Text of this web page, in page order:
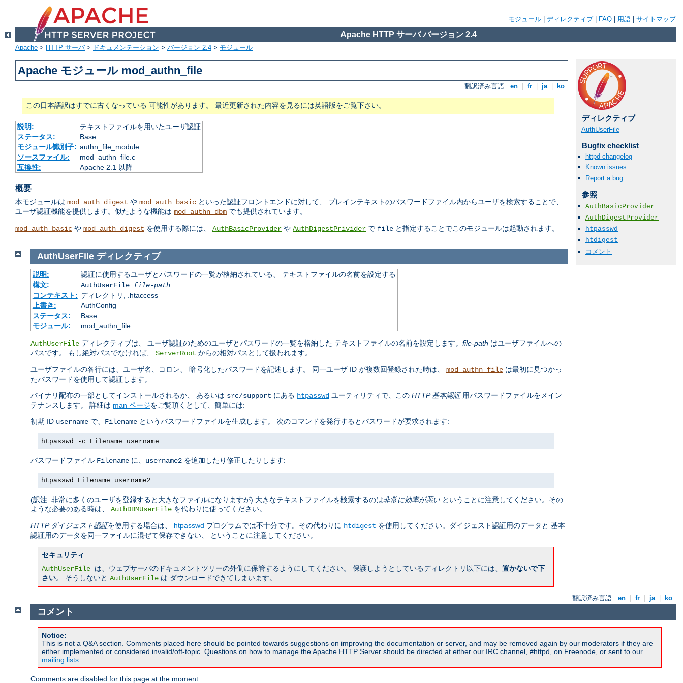
モジュール ディレクティブ FAQ 用語 サイトマップ
Apache HTTP サーバ バージョン 2.4
Apache > HTTP サーバ> ドキュメンテーション > バージョン 2.4 > モジュール
Apache モジュール mod_authn_file
翻訳済み言語: en fr ja ko
この日本語訳はすでに古くなっている 可能性があります。 最近更新された内容を見るには英語版をご覧下さい。
説明:
テキストファイルを用いたユーザ認証
ステータス:
Base
モジュール識別子: authn_file_module
ソースファイル:
mod_authn_file.c
互換性:
Apache 2.1 以降
概要
本モジュールは mod_auth_digest や mod_auth_basic といった認証フロントエンドに対して、 プレインテキストのパスワードファイル内からユーザを検索することで、
ユーザ認証機能を提供します。似たような機能は mod_authn_dbm でも提供されています。
mod_auth_basic や mod_auth_digest を使用する際には、 AuthBasicProvider や AuthDigestPrivider で file と指定することでこのモジュールは起動されます。
ディレクティブ
AuthUserFile
Bugfix checklist
httpd changelog
Known issues
Report a bug
参照
AuthBasicProvider
AuthDigestProvider
htpasswd
htdigest
コメント
AuthUserFile ディレクティブ
説明:
認証に使用するユーザとパスワードの一覧が格納されている、 テキストファイルの名前を設定する
構文:
AuthUserFile file-path
コンテキスト: ディレクトリ, .htaccess
上書き:
AuthConfig
ステータス:
Base
モジュール:
mod_authn_file
AuthUserFile ディレクティブは、 ユーザ認証のためのユーザとパスワードの一覧を格納した テキストファイルの名前を設定します。 file-path はユーザファイルへの
パスです。 もし絶対パスでなければ、 ServerRoot からの相対パスとして扱われます。
ユーザファイルの各行には、ユーザ名、コロン、 暗号化したパスワードを記述します。 同一ユーザ ID が複数回登録された時は、 mod_authn_file は最初に見つかっ
たパスワードを使用して認証します。
バイナリ配布の一部としてインストールされるか、 あるいは src/support にある htpasswd ユーティリティで、この HTTP 基本認証用パスワードファイルをメイン
テナンスします。 詳細は man ページをご覧頂くとして、簡単には:
初期 ID username で、 Filename というパスワードファイルを生成します。 次のコマンドを発行するとパスワードが要求されます:
htpasswd -c Filename username
パスワードファイル Filename に、 username2 を追加したり修正したりします:
htpasswd Filename username2
(訳注: 非常に多くのユーザを登録すると大きなファイルになりますが) 大きなテキストファイルを検索するのは非常に効率が悪い ということに注意してください。その
ような必要のある時は、 AuthDBMUserFile を代わりに使ってください。
HTTP ダイジェスト認証を使用する場合は、 htpasswd プログラムでは不十分です。その代わりに htdigest を使用してください。ダイジェスト認証用のデータと 基本
認証用のデータを同一ファイルに混ぜて保存できない、 ということに注意してください。
セキュリティ
AuthUserFile は、ウェブサーバのドキュメントツリーの外側に保管するようにしてください。 保護しようとしているディレクトリ以下には、 置かないで下
さい。 そうしないと AuthUserFile は ダウンロードできてしまいます。
翻訳済み言語: en fr ja ko
コメント
Notice:
This is not a Q&A section. Comments placed here should be pointed towards suggestions on improving the documentation or server, and may be removed again by our moderators if they are
either implemented or considered invalid/off-topic. Questions on how to manage the Apache HTTP Server should be directed at either our IRC channel, #httpd, on Freenode, or sent to our
mailing lists
Comments are disabled for this page at the moment.